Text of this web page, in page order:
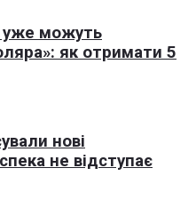
уже можуть
як отримати 5
нові
не відступає